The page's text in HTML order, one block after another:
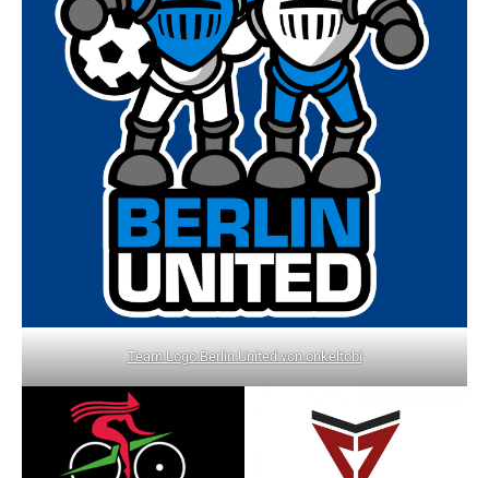
Team Logo Berlin United von onkeltobi